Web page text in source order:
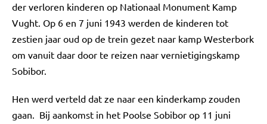
der verloren kinderen op Nationaal Monument Kamp
Vught. Op 6 en 7 juni 1943 werden de kinderen tot
zestien jaar oud op de trein gezet naar kamp Westerbork
om vanuit daar door te reizen naar vernietigingskamp
Sobibor.
Hen werd verteld dat ze naar een kinderkamp zouden
gaan. Bij aankomst in het Poolse Sobibor op 11 juni